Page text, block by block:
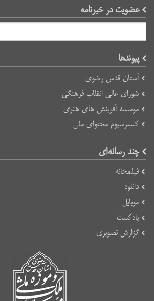
عضویت در خبرنامه
پیوند‌ها
آستان قدس رضوی
شورای عالی انقلاب فرهنگی
موسسه آفرینش های هنری
کنسرسیوم محتوای ملی
چند رسانه‌ای
فیلمخانه
دانلود
موبایل
پادکست
گزارش تصویری